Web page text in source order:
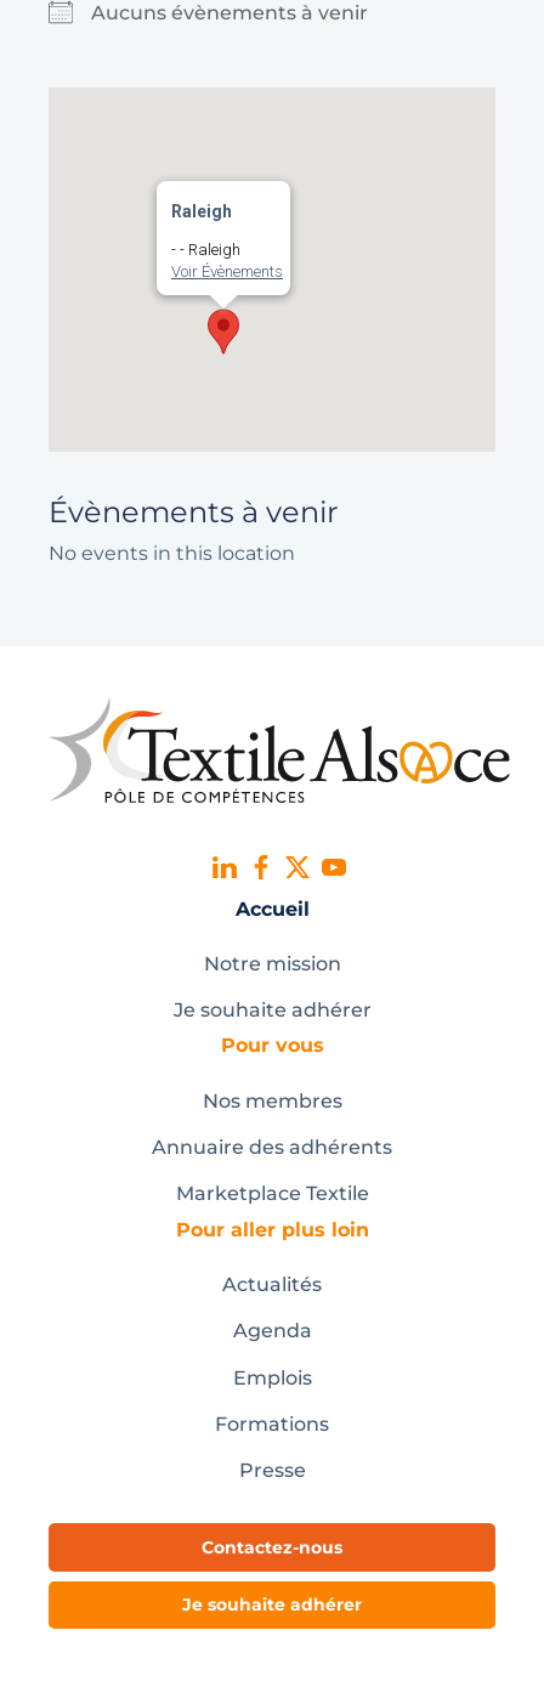
Aucuns évènements à venir
Raleigh
- - Raleigh
Voir Évènements
Évènements à venir
No events in this location
Accueil
Notre mission
Je souhaite adhérer
Pour vous
Nos membres
Annuaire des adhérents
Marketplace Textile
Pour aller plus loin
Actualités
Agenda
Emplois
Formations
Presse
Contactez-nous
Je souhaite adhérer